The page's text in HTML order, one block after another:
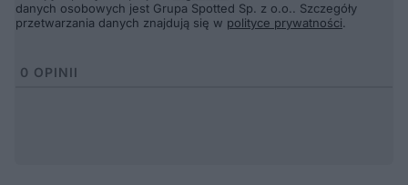
danych osobowych jest Grupa Spotted Sp. z o.o.. Szczegóły
przetwarzania danych znajdują się w polityce prywatności.
0 OPINII